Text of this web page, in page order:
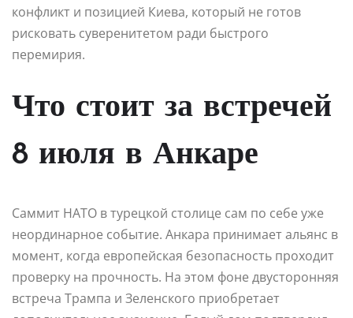
конфликт и позицией Киева, который не готов
рисковать суверенитетом ради быстрого
перемирия.
Что стоит за встречей
8 июля в Анкаре
Саммит НАТО в турецкой столице сам по себе уже
неординарное событие. Анкара принимает альянс в
момент, когда европейская безопасность проходит
проверку на прочность. На этом фоне двусторонняя
встреча Трампа и Зеленского приобретает